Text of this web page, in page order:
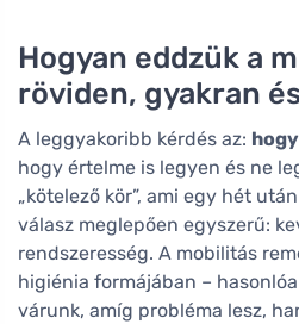
Hogyan eddzük a
röviden, gyakran
A leggyakoribb kérdés az:
hogy értelme is legyen és ne
„kötelező kör”, ami egy hét
válasz meglepően egyszerű:
rendszeresség. A mobilitás
higiénia formájában –
várunk, amíg probléma lesz,